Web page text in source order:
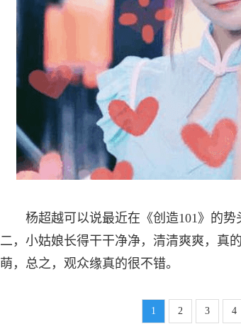
杨超越可以说最近在《创造101》的势
二，小姑娘长得干干净净，清清爽爽，真
萌，总之，观众缘真的很不错。
1 2 3 4